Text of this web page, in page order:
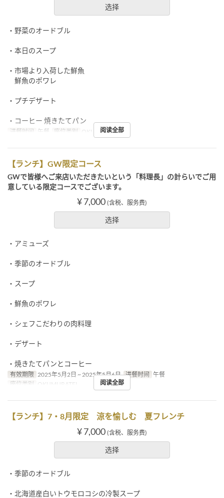
选择
・野菜のオードブル
・本日のスープ
・市場より入荷した鮮魚
鮮魚のポワレ
・プチデザート
・コーヒー 焼きたてパン
进餐时间 午餐 座位类别 OKUMURATEI
阅读全部
【ランチ】GW限定コース
GWで皆様へご来店いただきたいという「料理長」の計らいでご用
意している限定コースでございます。
¥ 7,000 (含税、服务费)
选择
・アミューズ
・季節のオードブル
・スープ
・鮮魚のポワレ
・シェフこだわりの肉料理
・デザート
・焼きたてパンとコーヒー
有效期限 2025年5月2日 ~ 2025年5月6日 进餐时间 午餐
座位类别
OKUMURATEI 阅读全部
【ランチ】7・8月限定 涼を愉しむ 夏フレンチ
¥ 7,000 (含税、服务费)
选择
・季節のオードブル
・北海道産白いトウモロコシの冷製スープ